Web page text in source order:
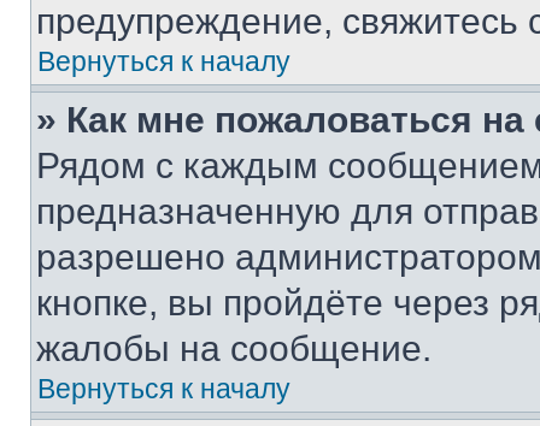
предупреждение,
Вернуться к началу
» Как мне пожаловаться
Рядом с каждым сообщением
предназначенную для
разрешено
кнопке, вы пройдёте через
жалобы на сообщение.
Вернуться к началу